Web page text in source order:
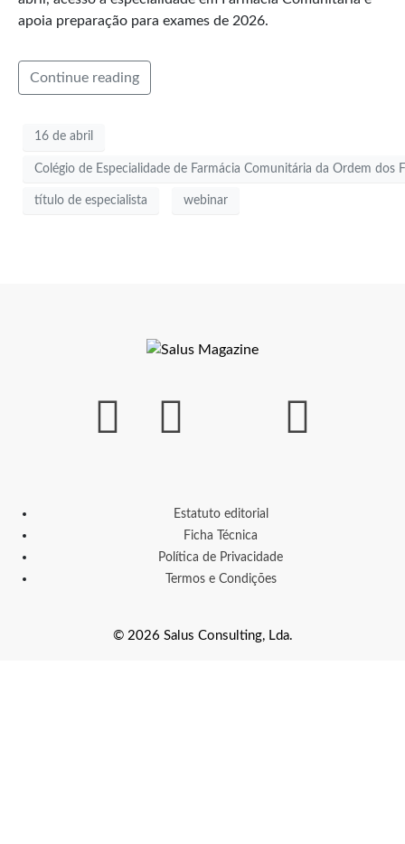
apoia preparação para exames de 2026.
Continue reading
16 de abril
Colégio de Especialidade de Farmácia Comunitária da Ordem dos
título de especialista webinar
Estatuto editorial
Ficha Técnica
Política de Privacidade
Termos e Condições
© 2026 Salus Consulting, Lda.